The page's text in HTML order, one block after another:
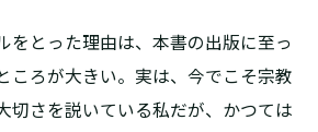
をとった理由は、本書の出版に至っ
ころが大きい。実は、今でこそ宗教
切さを説いている私だが、かつては